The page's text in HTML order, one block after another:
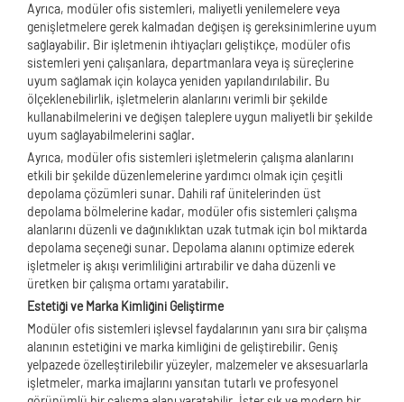
Ayrıca, modüler ofis sistemleri, maliyetli yenilemelere veya
genişletmelere gerek kalmadan değişen iş gereksinimlerine uyum
sağlayabilir. Bir işletmenin ihtiyaçları geliştikçe, modüler ofis
sistemleri yeni çalışanlara, departmanlara veya iş süreçlerine
uyum sağlamak için kolayca yeniden yapılandırılabilir. Bu
ölçeklenebilirlik, işletmelerin alanlarını verimli bir şekilde
kullanabilmelerini ve değişen taleplere uygun maliyetli bir şekilde
uyum sağlayabilmelerini sağlar.
Ayrıca, modüler ofis sistemleri işletmelerin çalışma alanlarını
etkili bir şekilde düzenlemelerine yardımcı olmak için çeşitli
depolama çözümleri sunar. Dahili raf ünitelerinden üst
depolama bölmelerine kadar, modüler ofis sistemleri çalışma
alanlarını düzenli ve dağınıklıktan uzak tutmak için bol miktarda
depolama seçeneği sunar. Depolama alanını optimize ederek
işletmeler iş akışı verimliliğini artırabilir ve daha düzenli ve
üretken bir çalışma ortamı yaratabilir.
Estetiği ve Marka Kimliğini Geliştirme
Modüler ofis sistemleri işlevsel faydalarının yanı sıra bir çalışma
alanının estetiğini ve marka kimliğini de geliştirebilir. Geniş
yelpazede özelleştirilebilir yüzeyler, malzemeler ve aksesuarlarla
işletmeler, marka imajlarını yansıtan tutarlı ve profesyonel